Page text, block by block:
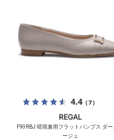
4.4（7）
REGAL
F90RBJ 晴雨兼用フラットパンプス ダー
ージュ